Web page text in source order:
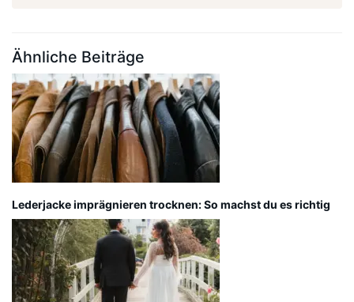
Ähnliche Beiträge
Lederjacke imprägnieren trocknen: So machst du es richtig